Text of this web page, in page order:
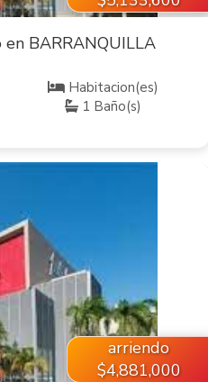
en BARRANQUILLA
Habitacion(es)
1 Baño(s)
arriendo
$4,881,000